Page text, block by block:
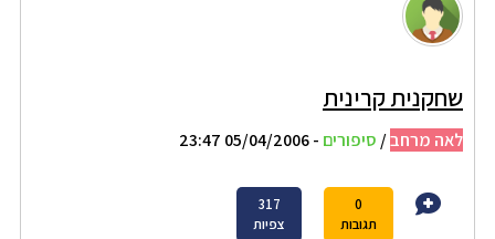
שחקנית קרינית
לאה מרחב/ סיפורים - 05/04/2006 23:47
0
תגובות
317
צפיות